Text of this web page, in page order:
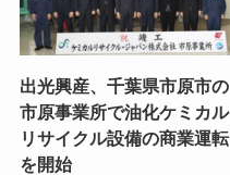
出光興産、千葉県市原市の
市原事業所で油化ケミカル
リサイクル設備の商業運転
を開始